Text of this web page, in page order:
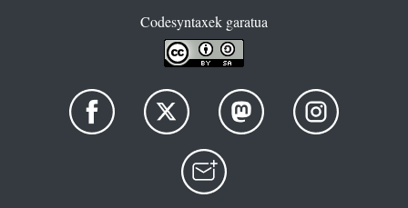
Codesyntaxek garatua